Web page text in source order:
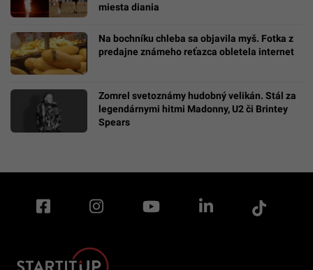
miesta diania
Na bochníku chleba sa objavila myš. Fotka z
predajne známeho reťazca obletela internet
Zomrel svetoznámy hudobný velikán. Stál za
legendárnymi hitmi Madonny, U2 či Brintey
Spears